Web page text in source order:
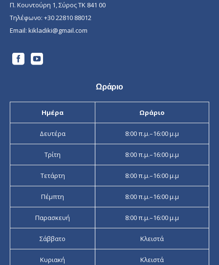
Π. Κουντούρη 1, Σύρος ΤΚ 841 00
Τηλέφωνο: +30 22810 88012
Email: kikladiki@gmail.com
Ωράριο
Ημέρα Ωράριο
Δευτέρα 8:00 π.μ.–16:00 μ.μ
Τρίτη 8:00 π.μ.–16:00 μ.μ
Τετάρτη 8:00 π.μ.–16:00 μ.μ
Πέμπτη 8:00 π.μ.–16:00 μ.μ
Παρασκευή 8:00 π.μ.–16:00 μ.μ
Σάββατο Κλειστά
Κυριακή Κλειστά